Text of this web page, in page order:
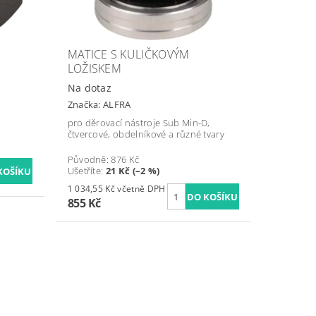
MATICE S KULIČKOVÝM
LOŽISKEM
Na dotaz
Značka:ALFRA
pro děrovací nástroje Sub Min-D,
čtvercové, obdelníkové a různé tvary
Původně:876 Kč
Ušetříte: 21 Kč (–2 %)
1 034,55 Kč včetně DPH
855 Kč